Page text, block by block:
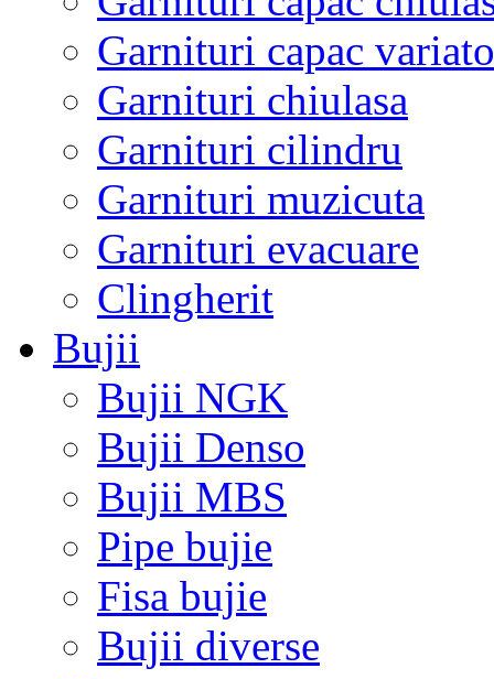
Garnituri capac
Garnituri chiulasa
Garnituri cilindru
Garnituri muzicuta
Garnituri evacuare
Clingherit
Bujii
Bujii NGK
Bujii Denso
Bujii MBS
Pipe bujie
Fisa bujie
Bujii diverse